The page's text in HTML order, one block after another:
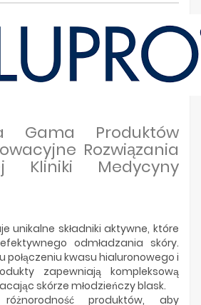
Gama Produktów
Rozwiązania
Kliniki Medycyny
unikalne składniki aktywne, które
odmładzania skóry.
połączeniu kwasu hialuronowego i
zapewniają kompleksową
skórze młodzieńczy blask.
produktów, aby